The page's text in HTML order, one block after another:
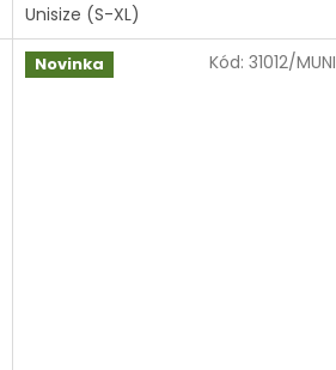
z
5
hvězdiček.
Unisize (S-XL)
Novinka Kód: 31012/MUNI